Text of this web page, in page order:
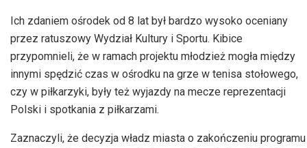
Ich zdaniem ośrodek od 8 lat był bardzo wysoko oceniany
przez ratuszowy Wydział Kultury i Sportu. Kibice
przypomnieli, że w ramach projektu młodzież mogła między
innymi spędzić czas w ośrodku na grze w tenisa stołowego,
czy w piłkarzyki, były też wyjazdy na mecze reprezentacji
Polski i spotkania z piłkarzami.
Zaznaczyli, że decyzja władz miasta o zakończeniu programu